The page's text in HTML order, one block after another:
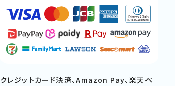
クレジットカード決済、Amazon Pay、楽天ペ